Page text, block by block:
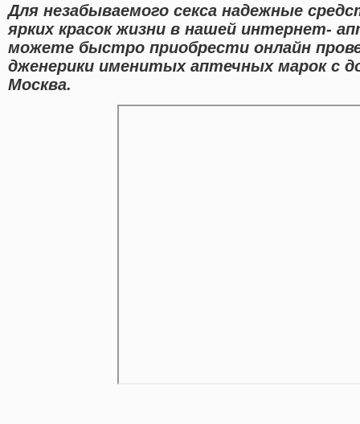
Для незабываемого секса надежные
ярких красок жизни в нашей интернет-
можете быстро приобрести онлайн
дженерики именитых аптечных марок с
Москва.